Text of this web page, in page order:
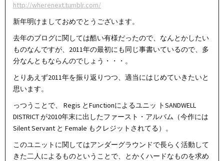
http://wherenext.tumblr.com/
新年明けましておめでとうございます。
去年のブログに関しては酷い有様だったので、なんとかしたい
ものなんですが、2011年の最初にも同じ事書いているので、多
分なんともならんのでしょう・・・。
とりあえず2011年を振り返りつつ、適当にはじめていきたいと
思います。
っつうことで、 Regis とFunctionによるユニッ トSANDWELL
DISTRICT が2010年末に出したファースト・アルバム（今作には
Silent Servant と Female もクレジットされてる）。
このユニットに関してはアンダーグラウンドで長らく活動して
きた二人によるものということで、とかくハードなものを求め